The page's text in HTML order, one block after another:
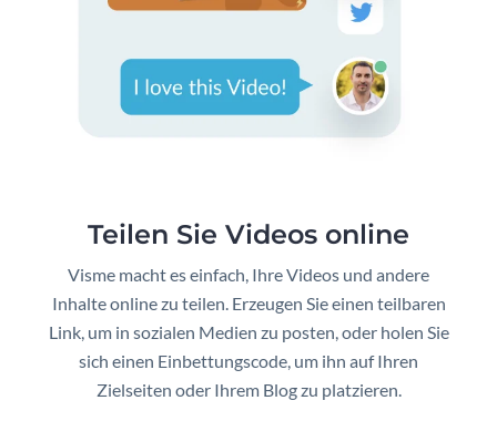
Teilen Sie Videos online
Visme macht es einfach, Ihre Videos und andere
Inhalte online zu teilen. Erzeugen Sie einen teilbaren
Link, um in sozialen Medien zu posten, oder holen Sie
sich einen Einbettungscode, um ihn auf Ihren
Zielseiten oder Ihrem Blog zu platzieren.